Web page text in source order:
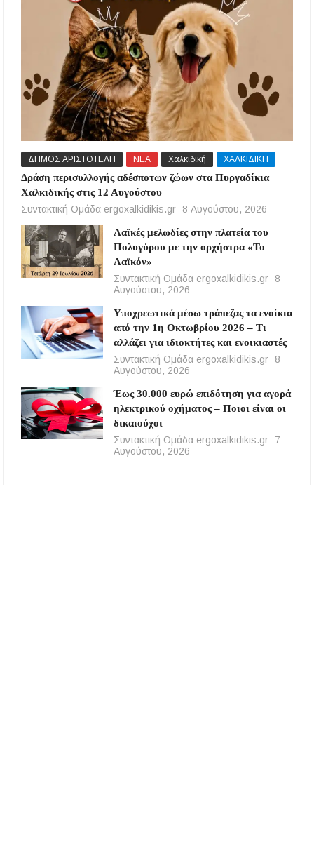
ΔΗΜΟΣ ΑΡΙΣΤΟΤΕΛΗ ΝΕΑ Χαλκιδική ΧΑΛΚΙΔΙΚΗ
Δράση περισυλλογής αδέσποτων ζώων στα Πυργαδίκια
Χαλκιδικής στις 12 Αυγούστου
Συντακτική Ομάδα ergoxalkidikis.gr
8 Αυγούστου, 2026
Λαϊκές μελωδίες στην πλατεία του
Πολυγύρου με την ορχήστρα «Το
Λαϊκόν»
Συντακτική Ομάδα ergoxalkidikis.gr
8
Αυγούστου, 2026
Υποχρεωτικά μέσω τράπεζας τα ενοίκια
από την 1η Οκτωβρίου 2026 – Τι
αλλάζει για ιδιοκτήτες και ενοικιαστές
Συντακτική Ομάδα ergoxalkidikis.gr
8
Αυγούστου, 2026
Έως 30.000 ευρώ επιδότηση για αγορά
ηλεκτρικού οχήματος – Ποιοι είναι οι
δικαιούχοι
Συντακτική Ομάδα ergoxalkidikis.gr
7
Αυγούστου, 2026